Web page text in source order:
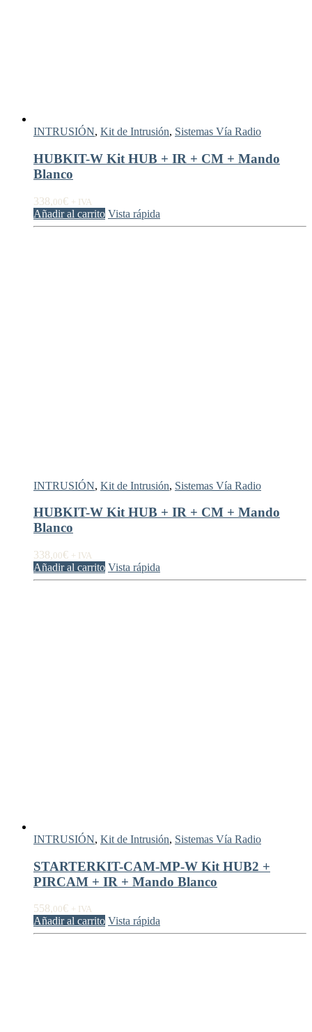
INTRUSIÓN, Kit de Intrusión, Sistemas Vía Radio
HUBKIT-W Kit HUB + IR + CM + Mando
Blanco
338,00€ + IVA
Añadir al carrito Vista rápida
INTRUSIÓN, Kit de Intrusión, Sistemas Vía Radio
HUBKIT-W Kit HUB + IR + CM + Mando
Blanco
338,00€ + IVA
Añadir al carrito Vista rápida
INTRUSIÓN, Kit de Intrusión, Sistemas Vía Radio
STARTERKIT-CAM-MP-W Kit HUB2 +
PIRCAM + IR + Mando Blanco
558,00€ + IVA
Añadir al carrito Vista rápida